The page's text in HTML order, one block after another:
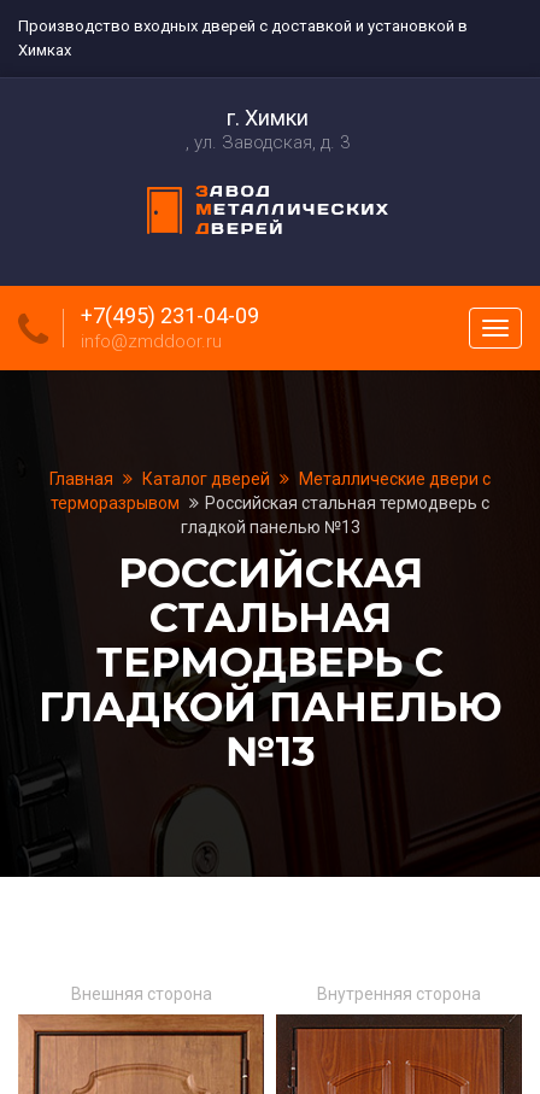
Производство входных дверей с доставкой и установкой в
Химках
г. Химки
ул. Заводская, д. 3
меню
+7(495) 231-04-09
info@zmddoor.ru
Главная Каталог дверей
Металлические двери с
терморазрывом
Российская стальная термодверь с
гладкой панелью №13
РОССИЙСКАЯ
СТАЛЬНАЯ
ТЕРМОДВЕРЬ С
ГЛАДКОЙ ПАНЕЛЬЮ
№13
Внешняя сторона Внутренняя сторона